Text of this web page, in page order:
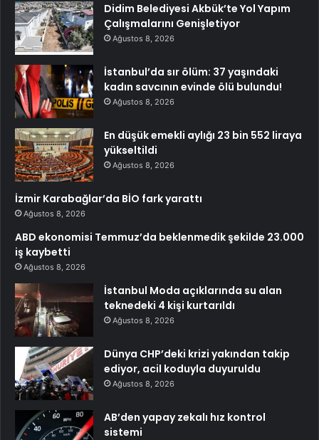
Didim Belediyesi Akbük’te Yol Yapım
Çalışmalarını Genişletiyor
Ağustos 8, 2026
İstanbul’da sır ölüm: 37 yaşındaki
kadın savcının evinde ölü bulundu!
Ağustos 8, 2026
En düşük emekli aylığı 23 bin 552 liraya
yükseltildi
Ağustos 8, 2026
İzmir Karabağlar’da BİO fark yarattı
Ağustos 8, 2026
ABD ekonomisi Temmuz’da beklenmedik şekilde 23.000
iş kaybetti
Ağustos 8, 2026
İstanbul Moda açıklarında su alan
teknedeki 4 kişi kurtarıldı
Ağustos 8, 2026
Dünya CHP’deki krizi yakından takip
ediyor, acil koduyla duyuruldu
Ağustos 8, 2026
AB’den yapay zekalı hız kontrol
sistemi